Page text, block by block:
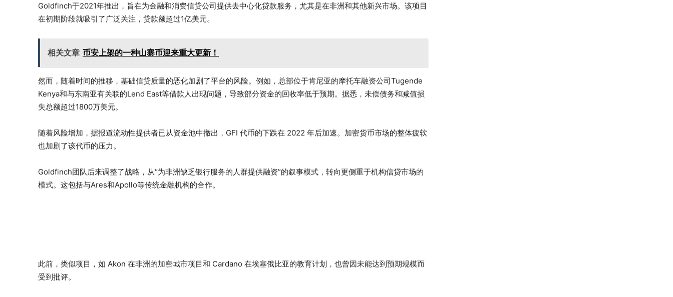
Goldfinch于2021年推出，旨在为金融和消费信贷公司提供去中心化贷款服务，尤其是在非洲和其他新兴市场。该项目
在初期阶段就吸引了广泛关注，贷款额超过1亿美元。
相关文章 币安上架的一种山寨币迎来重大更新！
然而，随着时间的推移，基础信贷质量的恶化加剧了平台的风险。例如，总部位于肯尼亚的摩托车融资公司Tugende
Kenya和与东南亚有关联的Lend East等借款人出现问题，导致部分资金的回收率低于预期。据悉，未偿债务和减值损
失总额超过1800万美元。
随着风险增加，据报道流动性提供者已从资金池中撤出，GFI 代币的下跌在 2022 年后加速。加密货币市场的整体疲软
也加剧了该代币的压力。
Goldfinch团队后来调整了战略，从“为非洲缺乏银行服务的人群提供融资”的叙事模式，转向更侧重于机构信贷市场的
模式。这包括与Ares和Apollo等传统金融机构的合作。
此前，类似项目，如 Akon 在非洲的加密城市项目和 Cardano 在埃塞俄比亚的教育计划，也曾因未能达到预期规模而
受到批评。